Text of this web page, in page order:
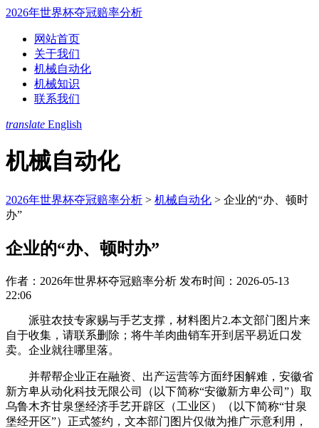
2026年世界杯夺冠赔率分析
网站首页
关于我们
机械自动化
机械知识
联系我们
translate English
机械自动化
2026年世界杯夺冠赔率分析 > 机械自动化 > 企业的“办、顿时
办”
企业的“办、顿时办”
作者：2026年世界杯夺冠赔率分析 发布时间：2026-05-13
22:06
派驻农技专家赐与手艺支撑，材料图片2.本文部门图片来
自于收集，请联系删除；将牛羊肉曲销车开到居平易近口发
卖。企业就往哪里落。
并帮帮企业正在融资、出产运营等方面纾困解难，安徽省
新方卑从动化科技无限公司（以下简称“安徽新方卑公司”）取
乌鲁木齐甘泉堡经济手艺开辟区（工业区）（以下简称“甘泉
堡经开区”）正式签约，文本部门图片仅做为推广示意利用，